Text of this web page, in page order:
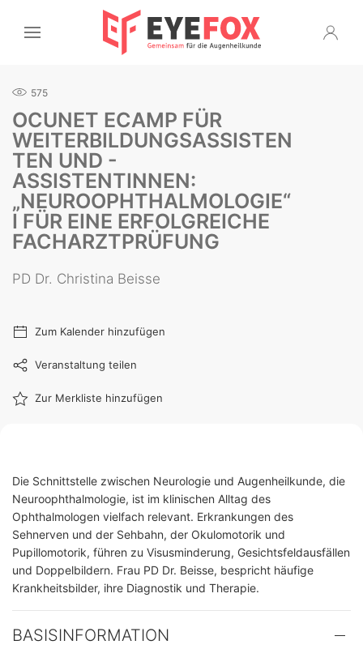
575
OCUNET ECAMP FÜR
WEITERBILDUNGSASSISTEN
TEN UND -
ASSISTENTINNEN:
„NEUROOPHTHALMOLOGIE“
I FÜR EINE ERFOLGREICHE
FACHARZTPRÜFUNG
PD Dr. Christina Beisse
Zum Kalender hinzufügen
Veranstaltung teilen
Zur Merkliste hinzufügen
Die Schnittstelle zwischen Neurologie und Augenheilkunde, die
Neuroophthalmologie, ist im klinischen Alltag des
Ophthalmologen vielfach relevant. Erkrankungen des
Sehnerven und der Sehbahn, der Okulomotorik und
Pupillomotorik, führen zu Visusminderung, Gesichtsfeldausfällen
und Doppelbildern. Frau PD Dr. Beisse, bespricht häufige
Krankheitsbilder, ihre Diagnostik und Therapie.
BASISINFORMATION